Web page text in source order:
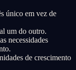
único em vez de
um do outro.
necessidades
de crescimento